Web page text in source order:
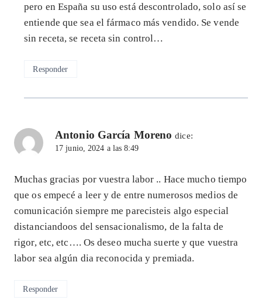
pero en España su uso está descontrolado, solo así se
entiende que sea el fármaco más vendido. Se vende
sin receta, se receta sin control…
Responder
Antonio García Moreno dice:
17 junio, 2024 a las 8:49
Muchas gracias por vuestra labor .. Hace mucho tiempo
que os empecé a leer y de entre numerosos medios de
comunicación siempre me parecisteis algo especial
distanciandoos del sensacionalismo, de la falta de
rigor, etc, etc…. Os deseo mucha suerte y que vuestra
labor sea algún dia reconocida y premiada.
Responder